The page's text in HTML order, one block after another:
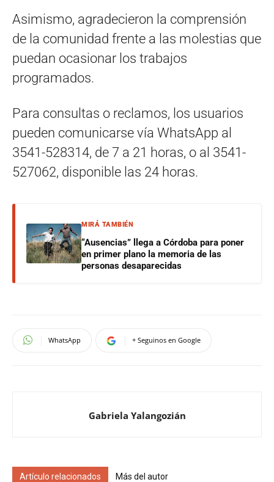
Asimismo, agradecieron la comprensión
de la comunidad frente a las molestias que
puedan ocasionar los trabajos
programados.
Para consultas o reclamos, los usuarios
pueden comunicarse vía WhatsApp al
3541-528314, de 7 a 21 horas, o al 3541-
527062, disponible las 24 horas.
MIRÁ TAMBIÉN
“Ausencias” llega a Córdoba para poner
en primer plano la memoria de las
personas desaparecidas
WhatsApp + Seguinos en Google
Gabriela Yalangozián
Artículo relacionados Más del autor